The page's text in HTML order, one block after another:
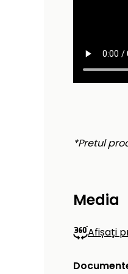
*Pretul
Media
Afișați